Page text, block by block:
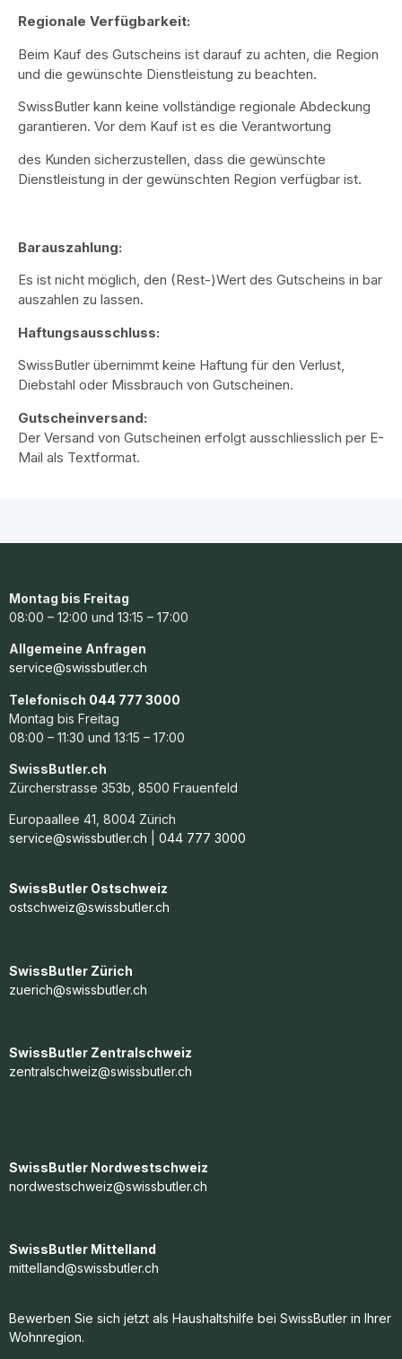
Regionale Verfügbarkeit:
Beim Kauf des Gutscheins ist darauf zu achten, die Region
und die gewünschte Dienstleistung zu beachten.
SwissButler kann keine vollständige regionale Abdeckung
garantieren. Vor dem Kauf ist es die Verantwortung
des Kunden sicherzustellen, dass die gewünschte
Dienstleistung in der gewünschten Region verfügbar ist.
Barauszahlung:
Es ist nicht möglich, den (Rest-)Wert des Gutscheins in bar
auszahlen zu lassen.
Haftungsausschluss:
SwissButler übernimmt keine Haftung für den Verlust,
Diebstahl oder Missbrauch von Gutscheinen.
Gutscheinversand:
Der Versand von Gutscheinen erfolgt ausschliesslich per E-
Mail als Textformat.
Montag bis Freitag
08:00 – 12:00 und 13:15 – 17:00
Allgemeine Anfragen
service@swissbutler.ch
Telefonisch 044 777 3000
Montag bis Freitag
08:00 – 11:30 und 13:15 – 17:00
SwissButler.ch
Zürcherstrasse 353b, 8500 Frauenfeld
Europaallee 41, 8004 Zürich
service@swissbutler.ch
044 777 3000
SwissButler Ostschweiz
ostschweiz@swissbutler.ch
SwissButler Zürich
zuerich@swissbutler.ch
SwissButler Zentralschweiz
zentralschweiz@swissbutler.ch
SwissButler Nordwestschweiz
nordwestschweiz@swissbutler.ch
SwissButler Mittelland
mittelland@swissbutler.ch
Bewerben Sie sich jetzt als Haushaltshilfe bei SwissButler in Ihrer
Wohnregion.